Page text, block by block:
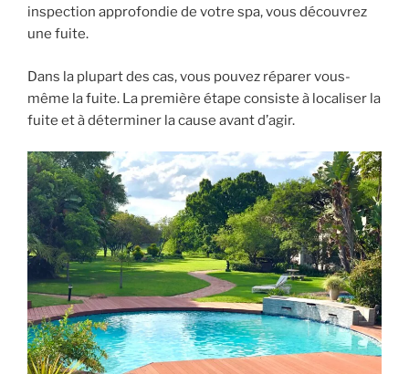
inspection approfondie de votre spa, vous découvrez
une fuite.
Dans la plupart des cas, vous pouvez réparer vous-
même la fuite. La première étape consiste à localiser la
fuite et à déterminer la cause avant d’agir.